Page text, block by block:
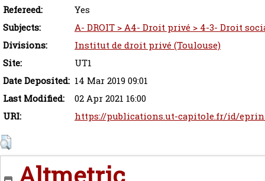
Refereed:
Yes
Subjects:
A- DROIT > A4- Droit privé > 4-3- Droit
Divisions:
Institut de droit privé (Toulouse)
Site:
UT1
Date Deposited: 14 Mar 2019 09:01
Last Modified:
02 Apr 2021 16:00
URI:
https://publications.ut-capitole.fr/id/